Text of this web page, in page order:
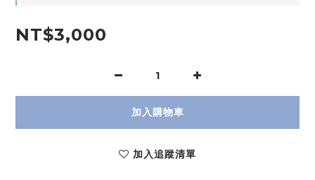
NT$3,000
加入購物車
加入追蹤清單